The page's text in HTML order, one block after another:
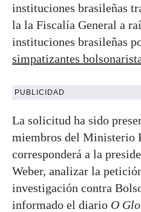
instituciones brasileñas
la la Fiscalía General a
instituciones brasileñas
simpatizantes
PUBLICIDAD
La solicitud ha sido
miembros del Ministerio
corresponderá a la
Weber, analizar la
investigación contra
informado el diario O